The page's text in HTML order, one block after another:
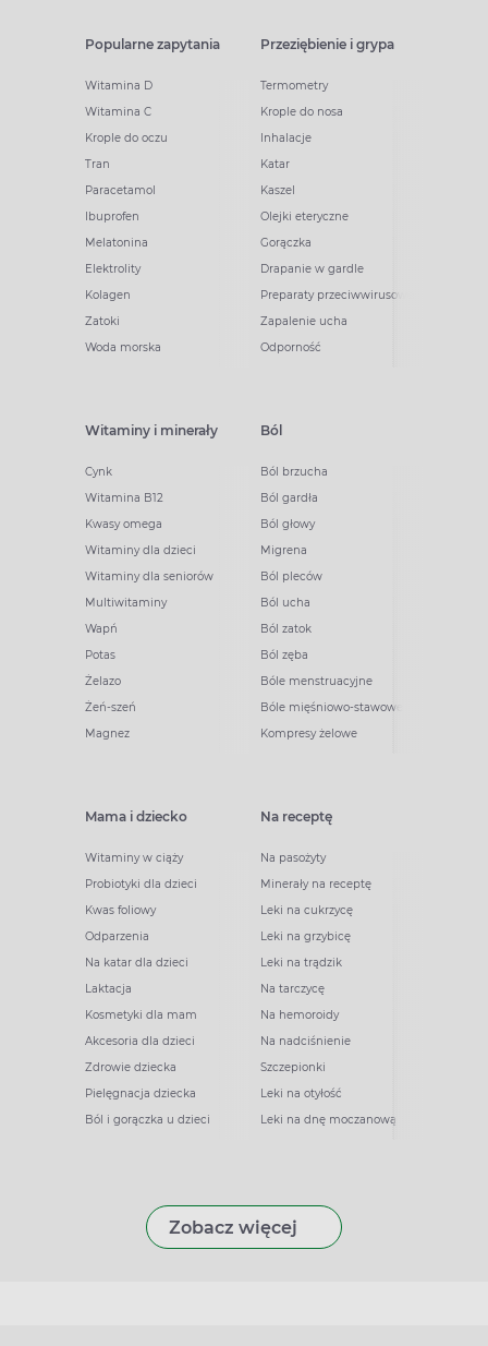
Popularne zapytania
Witamina D
Witamina C
Krople do oczu
Tran
Paracetamol
Ibuprofen
Melatonina
Elektrolity
Kolagen
Zatoki
Woda morska
Przeziębienie i grypa
Termometry
Krople do nosa
Inhalacje
Katar
Kaszel
Olejki eteryczne
Gorączka
Drapanie w gardle
Preparaty przeciwwirusowe
Zapalenie ucha
Odporność
Witaminy i minerały
Cynk
Witamina B12
Kwasy omega
Witaminy dla dzieci
Witaminy dla seniorów
Multiwitaminy
Wapń
Potas
Żelazo
Żeń-szeń
Magnez
Ból
Ból brzucha
Ból gardła
Ból głowy
Migrena
Ból pleców
Ból ucha
Ból zatok
Ból zęba
Bóle menstruacyjne
Bóle mięśniowo-stawowe
Kompresy żelowe
Mama i dziecko
Witaminy w ciąży
Probiotyki dla dzieci
Kwas foliowy
Odparzenia
Na katar dla dzieci
Laktacja
Kosmetyki dla mam
Akcesoria dla dzieci
Zdrowie dziecka
Pielęgnacja dziecka
Ból i gorączka u dzieci
Na receptę
Na pasożyty
Minerały na receptę
Leki na cukrzycę
Leki na grzybicę
Leki na trądzik
Na tarczycę
Na hemoroidy
Na nadciśnienie
Szczepionki
Leki na otyłość
Leki na dnę moczanową
Zobacz więcej